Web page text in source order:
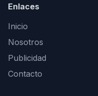
Enlaces
Inicio
Nosotros
Publicidad
Contacto